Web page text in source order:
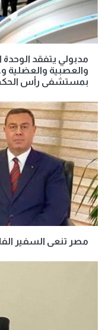
مدبولي يتفقد الوحدة
والعصبية والعضلية
بمستشفى رأس
مصر تنعى السفير